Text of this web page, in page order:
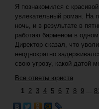
Я познакомился с
увлекательный роман. На
ночь, и в результате в
работаю барменом в
Директор сказал, что
неоднократно
свою угрозу, какой датой
Все ответы юриста
1 2 3 4 5 6 7 8 9 ...